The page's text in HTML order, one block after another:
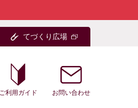
てづくり広場
ご利用ガイド お問い合わせ